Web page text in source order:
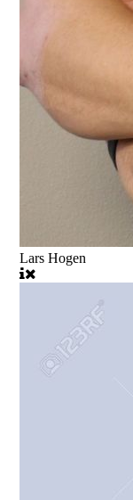
Lars Hogen